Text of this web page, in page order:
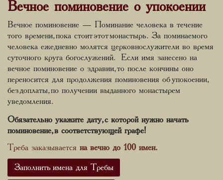
Вечное поминовение о упокоении
Вечное поминовение — Поминание человека в течение
того времени, пока стоит этот монастырь. За поминаемого
человека ежедневно молятся церковнослужители во время
суточного круга богослужений. Если имя занесено на
вечное поминовение о здравии, то после кончины оно
переносится для продолжения поминовения об упокоении,
без доплаты, по получении выданного монастырем
уведомления.
Обязательно укажите дату, с которой нужно начать
поминовение, в соответствующей графе!
Треба заказывается на вечно до 100 имен.
Заполнить имена для Требы